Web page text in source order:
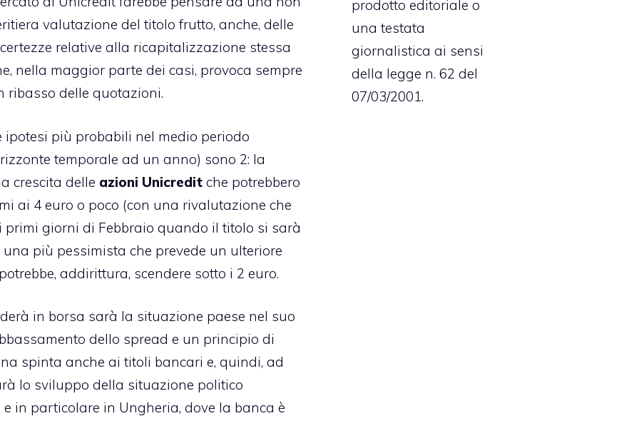
valutazione del titolo frutto, anche, delle
relative alla ricapitalizzazione stessa
nella maggior parte dei casi, provoca sempre
ribasso delle quotazioni.
ipotesi più probabili nel medio periodo
temporale ad un anno) sono 2: la
crescita delle azioni Unicredit che potrebbero
ai 4 euro o poco (con una rivalutazione che
giorni di Febbraio quando il titolo si sarà
più pessimista che prevede un ulteriore
addirittura, scendere sotto i 2 euro.
in borsa sarà la situazione paese nel suo
dello spread e un principio di
spinta anche ai titoli bancari e, quindi, ad
lo sviluppo della situazione politico
e in particolare in Ungheria, dove la banca è
prodotto editoriale o
una testata
giornalistica ai sensi
della legge n. 62 del
07/03/2001.